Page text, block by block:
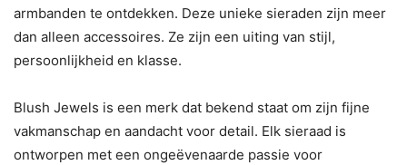
armbanden te ontdekken. Deze unieke sieraden zijn meer
dan alleen accessoires. Ze zijn een uiting van stijl,
persoonlijkheid en klasse.
Blush Jewels is een merk dat bekend staat om zijn fijne
vakmanschap en aandacht voor detail. Elk sieraad is
ontworpen met een ongeëvenaarde passie voor